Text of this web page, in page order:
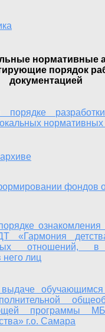
нормативные
порядок
документацией
нормативных
фондов
ознакомления
отношений,
лиц
обучающимся
программы
г.о. Самара